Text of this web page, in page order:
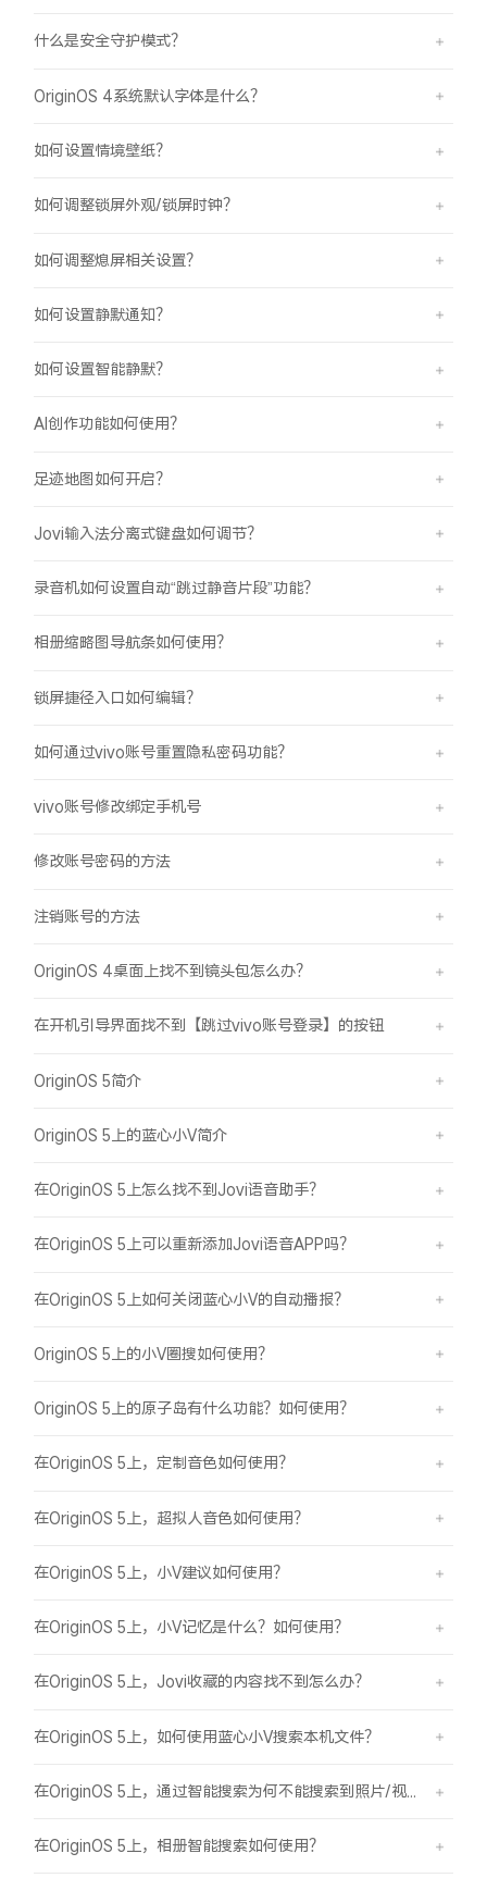
什么是安全守护模式？
OriginOS 4系统默认字体是什么？
如何设置情境壁纸？
如何调整锁屏外观/锁屏时钟？
如何调整熄屏相关设置？
如何设置静默通知？
如何设置智能静默？
AI创作功能如何使用？
足迹地图如何开启？
Jovi输入法分离式键盘如何调节？
录音机如何设置自动“跳过静音片段”功能？
相册缩略图导航条如何使用？
锁屏捷径入口如何编辑？
如何通过vivo账号重置隐私密码功能？
vivo账号修改绑定手机号
修改账号密码的方法
注销账号的方法
OriginOS 4桌面上找不到镜头包怎么办？
在开机引导界面找不到【跳过vivo账号登录】的按钮
OriginOS 5简介
OriginOS 5上的蓝心小V简介
在OriginOS 5上怎么找不到Jovi语音助手？
在OriginOS 5上可以重新添加Jovi语音APP吗？
在OriginOS 5上如何关闭蓝心小V的自动播报？
OriginOS 5上的小V圈搜如何使用？
OriginOS 5上的原子岛有什么功能？如何使用？
在OriginOS 5上，定制音色如何使用？
在OriginOS 5上，超拟人音色如何使用？
在OriginOS 5上，小V建议如何使用？
在OriginOS 5上，小V记忆是什么？如何使用？
在OriginOS 5上，Jovi收藏的内容找不到怎么办？
在OriginOS 5上，如何使用蓝心小V搜索本机文件？
在OriginOS 5上，相册智能搜索如何使用？